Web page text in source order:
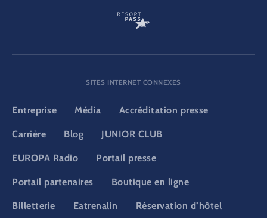
SITES INTERNET CONNEXES
Entreprise Média Accréditation presse
Carrière Blog JUNIOR CLUB
EUROPA Radio Portail presse
Portail partenaires Boutique en ligne
Billetterie Eatrenalin Réservation d’hôtel